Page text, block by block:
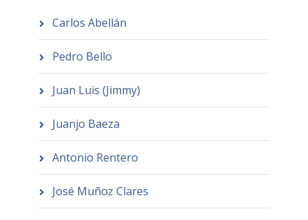
Carlos Abellán
Pedro Bello
Juan Luis (Jimmy)
Juanjo Baeza
Antonio Rentero
José Muñoz Clares